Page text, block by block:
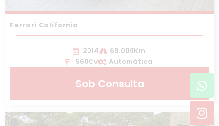
Ferrari California
2014
69.000Km
560Cv
Automática
Sob Consulta